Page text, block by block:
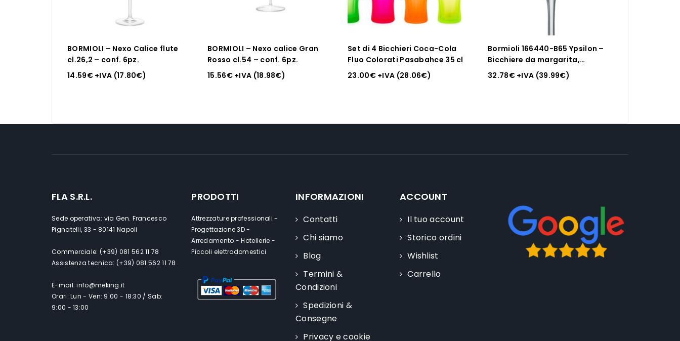
BORMIOLI – Nexo Calice flute
cl.26,2 – conf. 6pz.
14.59€+IVA (17.80€)
BORMIOLI – Nexo calice Gran
Rosso cl.54 – conf. 6pz.
15.56€+IVA (18.98€)
Set di 4 Bicchieri Coca-Cola
Fluo Colorati Pasabahce 35 cl
23.00€+IVA (28.06€)
Bormioli 166440-B65 Ypsilon –
Bicchiere da margarita,
trasparente, 33,5 cl, set da 6
32.78€+IVA (39.99€)
FLA S.R.L.
Sede operativa: via Gen. Francesco
Pignatelli, 33 - 80141 Napoli
Commerciale: (+39) 081 562 11 78
Assistenza tecnica: (+39) 081 562 11 78
E-mail: info@meking.it
Orari: Lun - Ven: 9:00 - 18:30 / Sab:
9:00 - 13:00
PRODOTTI
Attrezzature professionali -
Progettazione 3D -
Arredamento - Hotellerie -
Piccoli elettrodomestici
INFORMAZIONI
Contatti
Chi siamo
Blog
Termini &
Condizioni
Spedizioni &
Consegne
Privacy e cookie
ACCOUNT
Il tuo account
Storico ordini
Wishlist
Carrello